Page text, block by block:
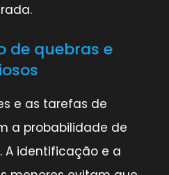
de quebras e
e as tarefas de
a probabilidade de
A identificação e a